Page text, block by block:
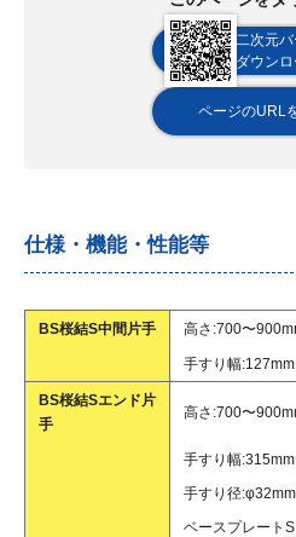
二次元
ダウン
ページのURL
仕様・機能・性能等
BS桜結S中間片手 高さ:700〜
手すり幅:127mm
BS桜結Sエンド片
手
高さ:700〜
手すり幅:315mm
手すり径:φ32mm
ベースプレート